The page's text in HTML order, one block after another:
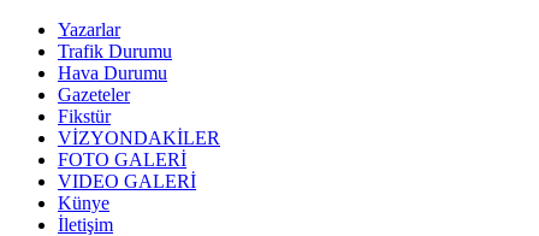
Yazarlar
Trafik Durumu
Hava Durumu
Gazeteler
Fikstür
VİZYONDAKİLER
FOTO GALERİ
VIDEO GALERİ
Künye
İletişim